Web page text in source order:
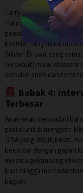
Larry menceritakan hal
Hahn), dan mereka
pemahaman sains
kosmik. Larry mulai
Wilder. Di saat yang
tersebut) mulai khawatir
semakin aneh dan
Babak 4:
Terbesar
Anak-anak menyadari
portal untuk mengirim
DNA yang dibutuhkan.
berputar dengan papan
memicu gelombang
kuat hingga
bagian.